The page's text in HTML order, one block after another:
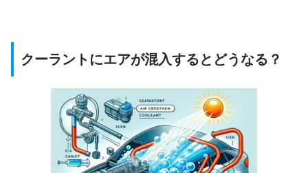
クーラントにエアが混入するとどうなる？